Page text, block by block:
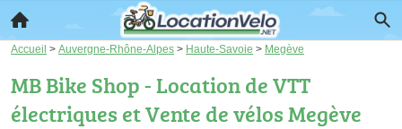
Accueil > Auvergne-Rhône-Alpes > Haute-Savoie > Megève
MB Bike Shop - Location de VTT
électriques et Vente de vélos Megève